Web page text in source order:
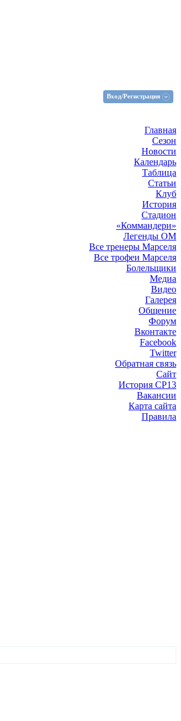
Вход/Регистрация
Главная
Сезон
Новости
Календарь
Таблица
Статьи
Клуб
История
Стадион
«Коммандери»
Легенды ОМ
Все тренеры Марселя
Все трофеи Марселя
Болельщики
Медиа
Видео
Галерея
Общение
Форум
Вконтакте
Facebook
Twitter
Обратная связь
Сайт
История СР13
Вакансии
Карта сайта
Правила